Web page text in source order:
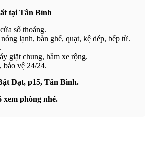
tại Tân Bình
sổ thoáng.
lạnh, bàn ghế, quạt, kệ dép, bếp từ.
giặt chung, hầm xe rộng.
bảo vệ 24/24.
Đạt, p15, Tân Bình.
xem phòng nhé.